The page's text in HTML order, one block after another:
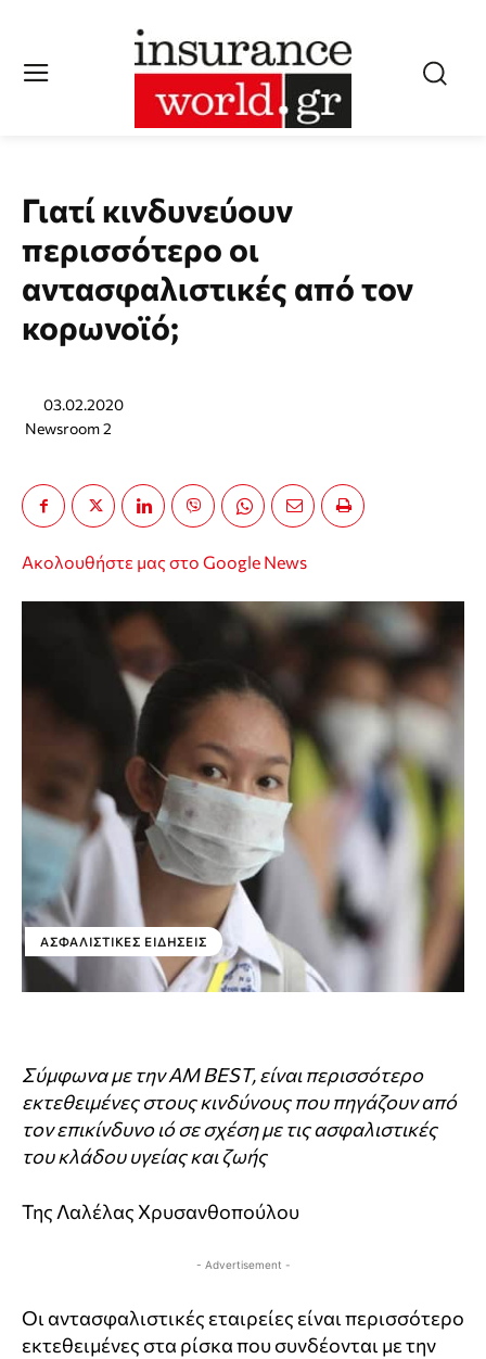
Γιατί κινδυνεύουν
περισσότερο οι
αντασφαλιστικές από τον
κορωνοϊό;
03.02.2020
Newsroom 2
Ακολουθήστε μας στο Google News
ΑΣΦΑΛΙΣΤΙΚΕΣ ΕΙΔΗΣΕΙΣ
Σύμφωνα με την AM BEST, είναι περισσότερο
εκτεθειμένες στους κινδύνους που πηγάζουν από
τον επικίνδυνο ιό σε σχέση με τις ασφαλιστικές
του κλάδου υγείας και ζωής
Της Λαλέλας Χρυσανθοπούλου
- Advertisement -
Οι αντασφαλιστικές εταιρείες είναι περισσότερο
εκτεθειμένες στα ρίσκα που συνδέονται με την